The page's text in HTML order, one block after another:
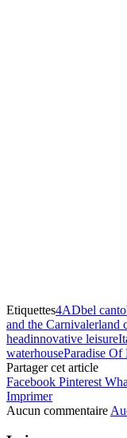
Etiquettes4ADbel canto
and the Carnivalerland
headinnovative leisure
waterhouseParadise Of
Partager cet article
Facebook Pinterest
Imprimer
Aucun commentaire